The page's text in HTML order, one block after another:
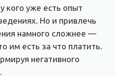
кого уже есть опыт
Но и привлечь
намного сложнее —
им есть за что платить.
негативного